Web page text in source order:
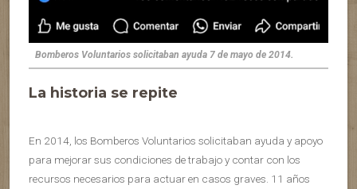
Bomberos Voluntarios solicitaban ayuda 7 de mayo de 2014.
La historia se repite
En 2014, los Bomberos Voluntarios solicitaban ayuda y apoyo
para mejorar sus condiciones de trabajo y contar con los
recursos necesarios para actuar en casos graves. 11 años